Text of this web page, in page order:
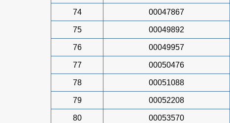
74 00047867
75 00049892
76 00049957
77 00050476
78 00051088
79 00052208
80 00053570